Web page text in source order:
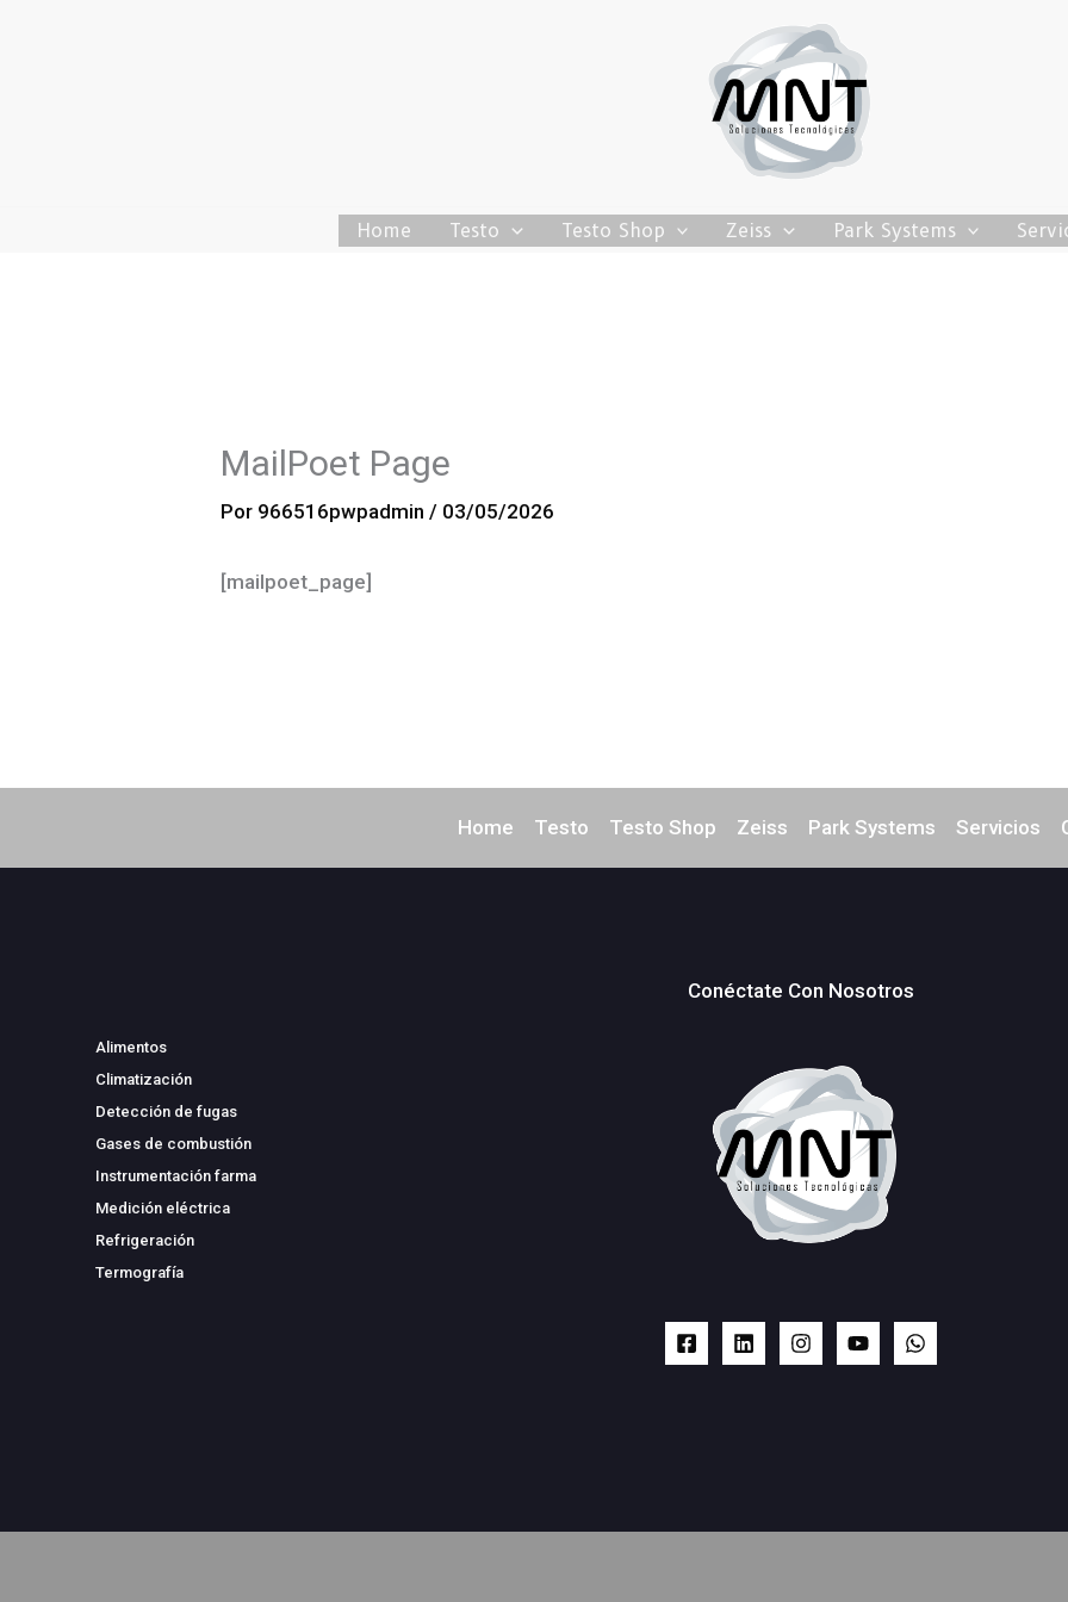
Home Testo Testo Shop Zeiss Park Systems
MailPoet Page
Por 966516pwpadmin / 03/05/2026
[mailpoet_page]
Home Testo Testo Shop Zeiss Park Systems Servicios
Alimentos
Climatización
Detección de fugas
Gases de combustión
Instrumentación farma
Medición eléctrica
Refrigeración
Termografía
Conéctate Con Nosotros